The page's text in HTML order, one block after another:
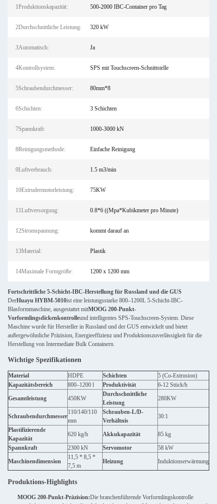
1Produktionskapazität: 500-2000 IBC-Container pro Tag
2Durchschnittliche Leistung: 320 kW
3Automatisch: Ja
4Kontrollsystem: SPS mit Touchscreen-Schnittstelle
5Schraubendurchmesser: 80mm*8
6Schichten: 3 Schichten
7Spannkraft: 1000-3000 kN
8Reinigungsmethode: Einfache Reinigung
9Luftverbrauch: 1.5 m3/min
10Extrudermotorleistung: 75KW
11Luftversorgung: 0.8*6 ((Mpa*Kubikmeter pro Minute)
12Stromspannung: kommt darauf an
13Material: Plastik
14Maximale Formgröße: 1200 x 1200 mm
Fortschrittliche 5-Schicht-IBC-Herstellung für Russland und die GUS
DerHuayu HYBM-5010ist eine leistungsstarke 800–1200L 5-Schicht-IBC-
Blasformmaschine, ausgestattet mitMOOG 200-Punkt-
Vorformlingsdickenkontrolleund intelligentes SPS-Touchscreen-System. Diese
Maschine wurde für Hersteller in Russland und der GUS entwickelt und bietet
außergewöhnliche Präzision, Energieeffizienz und Produktionszuverlässigkeit für die
Herstellung von Intermediate Bulk Containern.
Wichtige Spezifikationen
Material HDPE Schichten
5 (Co-Extrusion)
Kapazitätsbereich
800–1200 l Produktivität
6-12 Stück/h
Gesamtleistung
450KW
Durchschnittliche
Leistung
280KW
Schraubendurchmesser
110/140/110
mm
Schrauben-L/D-
Verhältnis
30:1
Plastifizierende
Kapazität
620 kg/h Akkukapazität
85 kg
Spannkraft
2300 kN Servomotor
58 kW
Maschinendimension
11,5 * 8,5 *
7,5 m
Heizung Induktionserwärmung
Produktions-Highlights
MOOG 200-Punkt-Präzision:Die branchenführende Vorformlingskontrolle